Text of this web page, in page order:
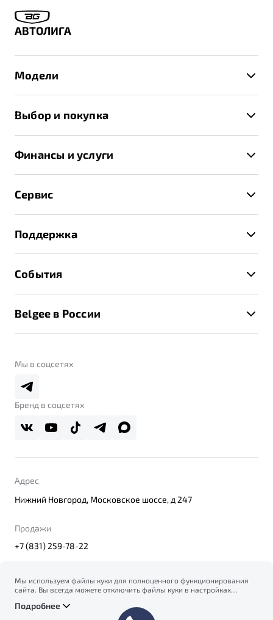
АВТОЛИГА
Модели
X70
Выбор и покупка
Записаться на тест-драйв
Получить предложение
Финансы и услуги
Страхование
Расчет КАСКО
Сервис
Техническое обслуживание
Калькулятор ТО
Поддержка
Помощь на дорогах
Belgee Линк
Belgee Плюс
Реферальная программа
События
Belgee в России
О дилерском центре
Правовая информация
Мы в соцсетях
Бренд в соцсетях
Адрес
Нижний Новгород, Московское шоссе, д 247
Продажи
+7 (831) 259-78-22
© 2026
Политика конфиденциальности персональных данных
Мы используем файлы куки для полноценного функционирования
сайта. Вы всегда можете отключить файлы куки в настройках
на сбор и использование файлов куки, и подтверждаете
ознакомление с информацией по сбору, использованию и
Подробнее